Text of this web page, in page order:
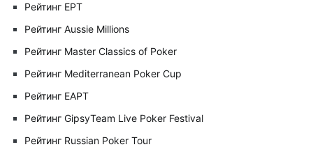
Рейтинг EPT
Рейтинг Aussie Millions
Рейтинг Master Classics of Poker
Рейтинг Mediterranean Poker Cup
Рейтинг EAPT
Рейтинг GipsyTeam Live Poker Festival
Рейтинг Russian Poker Tour